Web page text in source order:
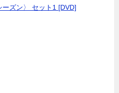
ズン〉 セット1 [DVD]